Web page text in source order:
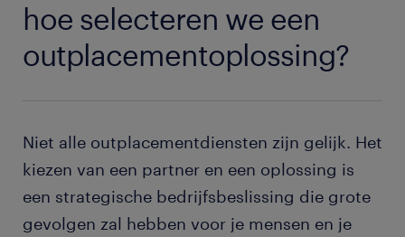
hoe selecteren we een
outplacementoplossing?
Niet alle outplacementdiensten zijn gelijk. Het
kiezen van een partner en een oplossing is
een strategische bedrijfsbeslissing die grote
gevolgen zal hebben voor je mensen en je